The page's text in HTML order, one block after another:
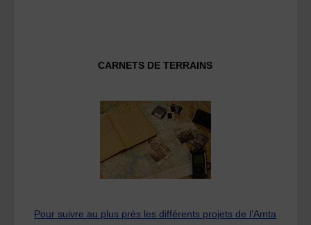
CARNETS DE TERRAINS
Pour suivre au plus près les différents projets de l’Amta